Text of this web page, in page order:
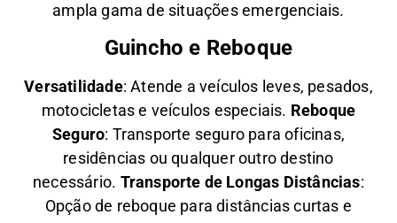
ampla gama de situações emergenciais.
Guincho e Reboque
Versatilidade:Atende a veículos leves, pesados,
motocicletas e veículos especiais. Reboque
Seguro: Transporte seguro para oficinas,
residências ou qualquer outro destino
necessário. Transporte de Longas Distâncias:
Opção de reboque para distâncias curtas e